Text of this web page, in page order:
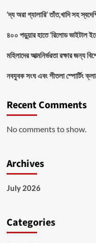
‘দ্য অরা গ্যালারি’ তাঁত,খাদি সহ
৪০০ পড়ুয়ার হাতে ‘রিলোড ভাইটাল
মহিলাদের আত্মনির্ভরতা রক্ষার জন্য
নবযুবক সংঘ এবং শীতলা স্পোর্টিং
Recent Comments
No comments to show.
Archives
July 2026
Categories